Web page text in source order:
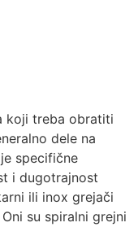
koji treba obratiti
dele na
specifične
i dugotrajnost
ili inox grejači
su spiralni grejni